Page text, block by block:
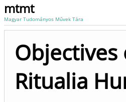
mtmt
Magyar Tudományos Művek Tára
Ritualia